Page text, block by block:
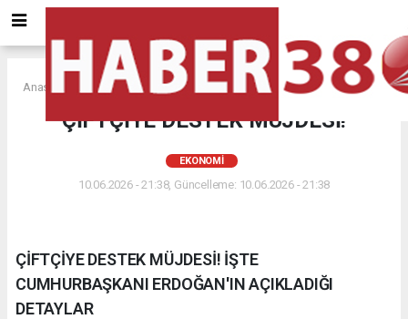
Anasayfa EKONOMİ
ÇİFTÇİYE DESTEK MÜJDESİ!
EKONOMİ
10.06.2026 - 21:38, Güncelleme: 10.06.2026 - 21:38
ÇİFTÇİYE DESTEK MÜJDESİ! İŞTE
CUMHURBAŞKANI ERDOĞAN'IN AÇIKLADIĞI
DETAYLAR